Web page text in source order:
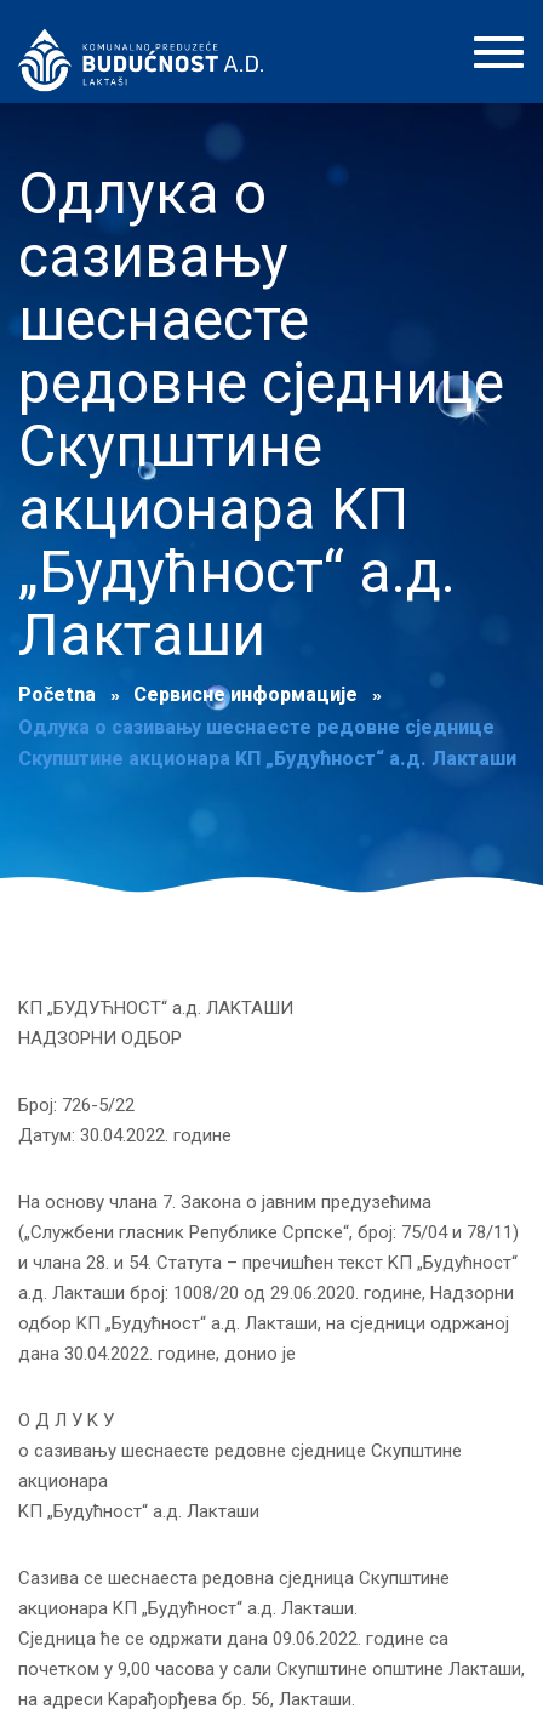
Одлука о
сазивању
шеснаесте
редовне сједнице
Скупштине
акционара KП
„Будућност“ а.д.
Лакташи
Početna
Сервисне информације
Одлука о сазивању шеснаесте редовне сједнице
Скупштине акционара KП „Будућност“ а.д. Лакташи
KП „БУДУЋНОСТ“ а.д. ЛАKТАШИ
НАДЗОРНИ ОДБОР
Број: 726-5/22
Датум: 30.04.2022. године
На основу члана 7. Закона о јавним предузећима
(„Службени гласник Републике Српске“, број: 75/04 и 78/11)
и члана 28. и 54. Статута – пречишћен текст KП „Будућност“
а.д. Лакташи број: 1008/20 од 29.06.2020. године, Надзорни
одбор KП „Будућност“ а.д. Лакташи, на сједници одржаној
дана 30.04.2022. године, донио је
О Д Л У K У
о сазивању шеснаесте редовне сједнице Скупштине
акционара
KП „Будућност“ а.д. Лакташи
Сазива се шеснаеста редовна сједница Скупштине
акционара KП „Будућност“ а.д. Лакташи.
Сједница ће се одржати дана 09.06.2022. године са
почетком у 9,00 часова у сали Скупштине општине Лакташи,
на адреси Kарађорђева бр. 56, Лакташи.